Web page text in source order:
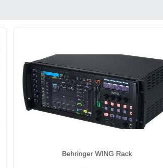
Behringer WING Rack